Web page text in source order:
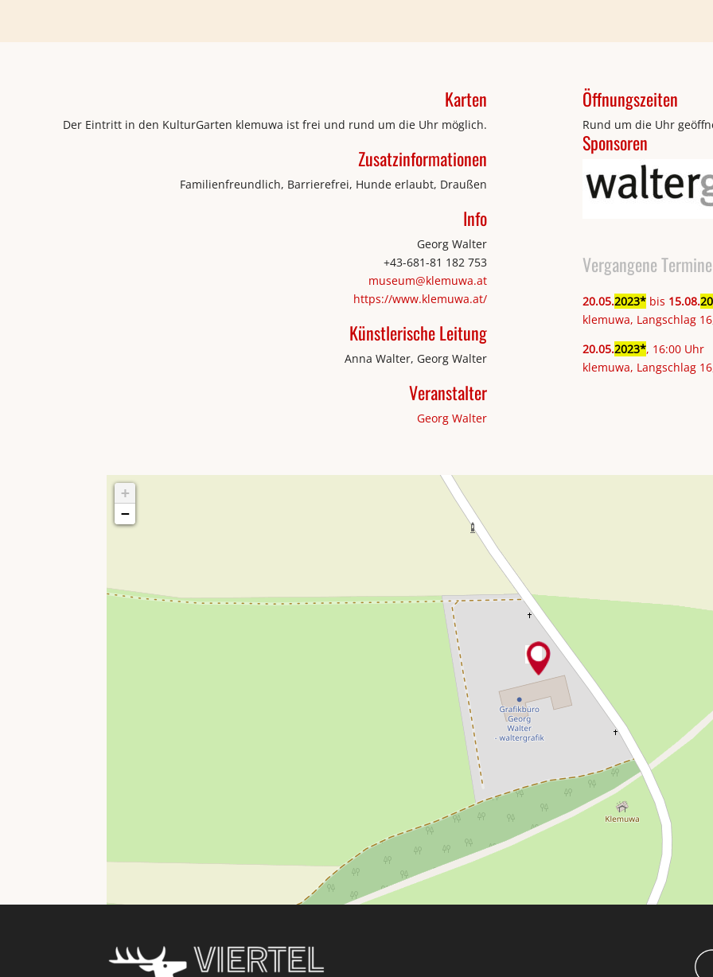
Karten
Der Eintritt in den KulturGarten klemuwa ist frei und rund um die Uhr möglich.
Zusatzinformationen
Familienfreundlich, Barrierefrei, Hunde erlaubt, Draußen
Info
Georg Walter
+43-681-81 182 753
museum@klemuwa.at
https://www.klemuwa.at/
Künstlerische Leitung
Anna Walter, Georg Walter
Veranstalter
Georg Walter
Öffnungszeiten
Rund um die Uhr
Sponsoren
Vergangene Termine
20.05.2023 bis 15.08.
klemuwa, Langschlag
20.05.2023 , 16:00 Uhr
klemuwa, Langschlag
+
−